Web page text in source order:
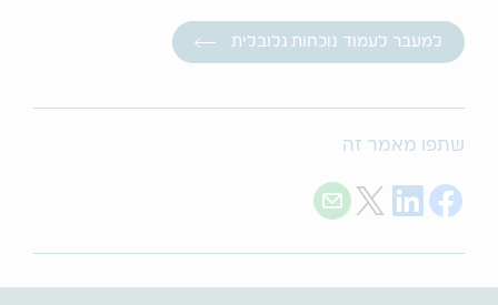
למעבר לעמוד נוכחות גלובלית
שתפו מאמר זה
Share on Facebook
Share on LinkedIn
Share on Twitter
Share with E-mail